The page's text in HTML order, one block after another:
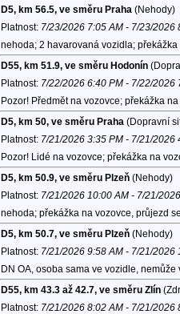
D5, km 56.5, ve směru Praha (Nehody)
Platnost: 7/23/2026 7:05 AM - 7/23/2026
nehoda; 2 havarovaná vozidla;
D55, km 51.9, ve směru Hodonín
Platnost: 7/22/2026 6:40 PM - 7/22/2026
Pozor! Předmět na vozovce; překážka
D5, km 50, ve směru Praha (Dopravní
Platnost: 7/21/2026 3:35 PM - 7/21/2026
Pozor! Lidé na vozovce; překážka na
D5, km 50.9, ve směru Plzeň(Nehody)
Platnost: 7/21/2026 10:00 AM - 7/21/
nehoda; překážka na vozovce, průjezd
D5, km 50.7, ve směru Plzeň(Nehody)
Platnost: 7/21/2026 9:58 AM - 7/21/2026
DN OA, osoba sama ve vozidle, nemůže
D55, km 43.3 až 42.7, ve směru Zlín
Platnost: 7/21/2026 8:02 AM - 7/21/2026